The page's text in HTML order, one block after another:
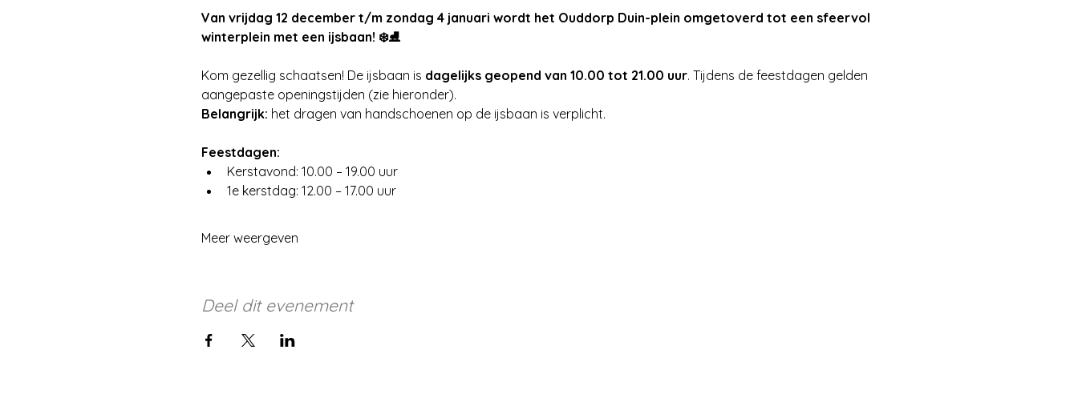
Van vrijdag 12 december t/m zondag 4 januari wordt het Ouddorp Duin-plein omgetoverd tot een sfeervol
winterplein met een ijsbaan! ❄️⛸️
Kom gezellig schaatsen! De ijsbaan is dagelijks geopend van 10.00 tot 21.00 uur. Tijdens de feestdagen gelden
aangepaste openingstijden (zie hieronder).
Belangrijk: het dragen van handschoenen op de ijsbaan is verplicht.
Feestdagen:
Kerstavond: 10.00 – 19.00 uur
1e kerstdag: 12.00 – 17.00 uur
Meer weergeven
Deel dit evenement